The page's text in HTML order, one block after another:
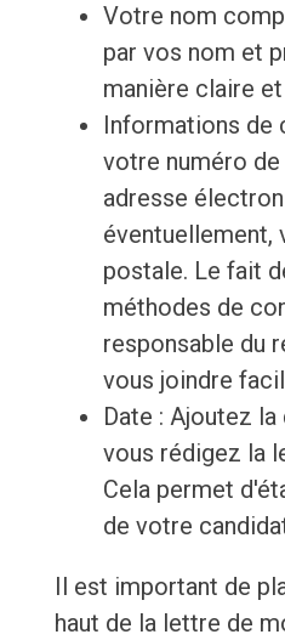
Votre nom
par vos nom et
manière claire
Informations de
votre numéro
adresse
éventuellement,
postale. Le fait
méthodes de
responsable du
vous joindre
Date : Ajoutez
vous rédigez la
Cela permet
de votre
Il est important de
haut de la lettre de